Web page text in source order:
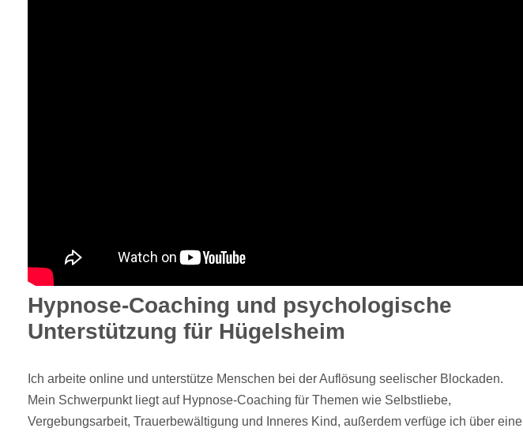
Hypnose-Coaching und psychologische
Unterstützung für Hügelsheim
Ich arbeite online und unterstütze Menschen bei der Auflösung seelischer Blockaden.
Mein Schwerpunkt liegt auf Hypnose-Coaching für Themen wie Selbstliebe,
Vergebungsarbeit, Trauerbewältigung und Inneres Kind, außerdem verfüge ich über eine